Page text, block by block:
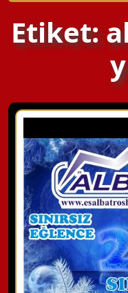
Etiket: